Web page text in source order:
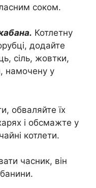
соком.
Котлетну
додайте
сіль, жовтки,
намочену у
обваляйте їх
і обсмажте у
котлети.
часник, він